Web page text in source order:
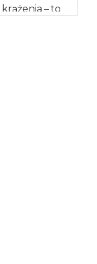
– to